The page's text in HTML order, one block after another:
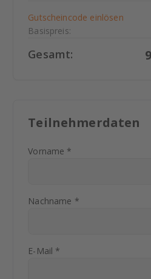
Gutscheincode einlösen
Basispreis:
Gesamt:
Teilnehmerdaten
Vorname *
Nachname *
E-Mail *